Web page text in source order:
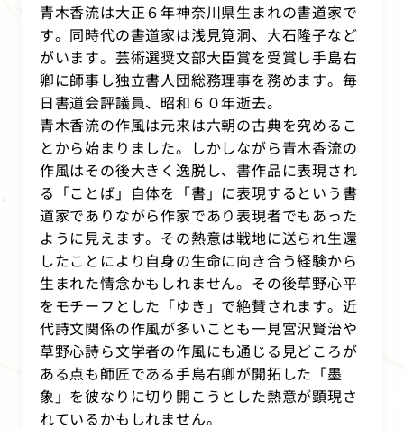
青木香流は大正６年神奈川県生まれの書道家で
す。同時代の書道家は浅見筧洞、大石隆子など
がいます。芸術選奨文部大臣賞を受賞し手島右
卿に師事し独立書人団総務理事を務めます。毎
日書道会評議員、昭和６０年逝去。
青木香流の作風は元来は六朝の古典を究めるこ
とから始まりました。しかしながら青木香流の
作風はその後大きく逸脱し、書作品に表現され
る「ことば」自体を「書」に表現するという書
道家でありながら作家であり表現者でもあった
ように見えます。その熱意は戦地に送られ生還
したことにより自身の生命に向き合う経験から
生まれた情念かもしれません。その後草野心平
をモチーフとした「ゆき」で絶賛されます。近
代詩文関係の作風が多いことも一見宮沢賢治や
草野心詩ら文学者の作風にも通じる見どころが
ある点も師匠である手島右卿が開拓した「墨
象」を彼なりに切り開こうとした熱意が顕現さ
れているかもしれません。